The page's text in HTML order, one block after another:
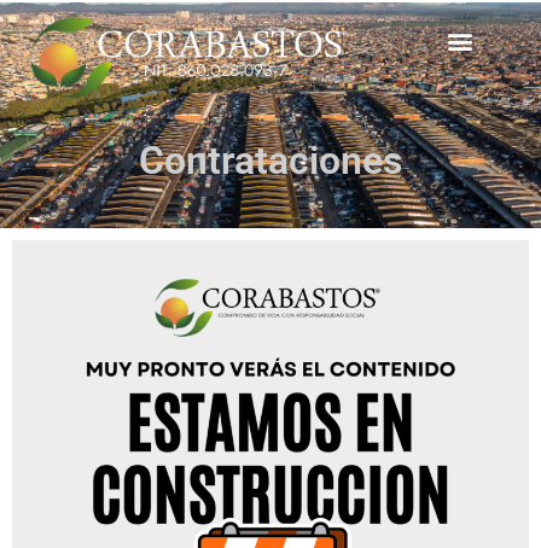
Contrataciones